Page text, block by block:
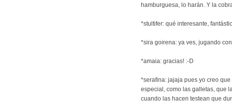
hamburguesa, lo harán. Y la
*stultifer: qué interesante,
*sira goirena: ya ves, jugando
*amaia: gracias! :-D
*serafina: jajaja pues yo creo
especial, como las galletas, que
cuando las hacen testean que